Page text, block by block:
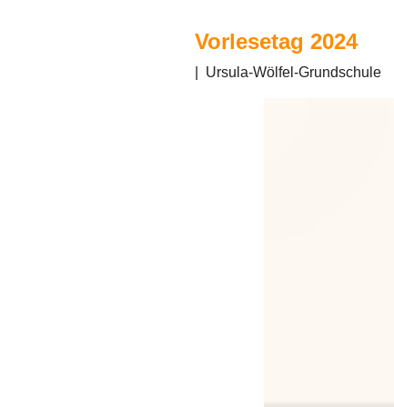
Vorlesetag 2024
Ursula-Wölfel-Grundschule